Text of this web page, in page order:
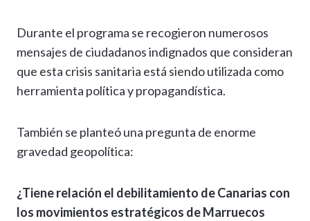
Durante el programa se recogieron numerosos
mensajes de ciudadanos indignados que consideran
que esta crisis sanitaria está siendo utilizada como
herramienta política y propagandística.
También se planteó una pregunta de enorme
gravedad geopolítica:
¿Tiene relación el debilitamiento de Canarias con
los movimientos estratégicos de Marruecos